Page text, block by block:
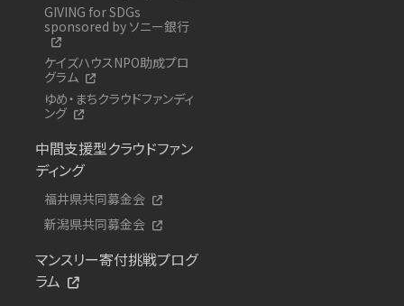
GIVING for SDGs
sponsored by ソニー銀行
ケイズハウスNPO助成プロ
グラム
ゆめ・まちクラウドファンディ
ング
中間支援型クラウドファン
ディング
福井県共同募金会
新潟県共同募金会
マンスリー寄付挑戦プログ
ラム